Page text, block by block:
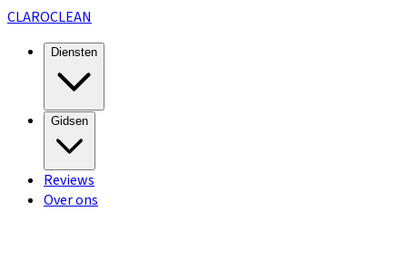
CLAROCLEAN
Diensten
Gidsen
Reviews
Over ons